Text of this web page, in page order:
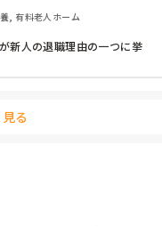
, 有料老人ホーム
新人の退職理由の一つに挙
る